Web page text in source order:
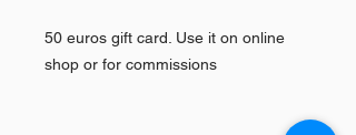
50 euros gift card. Use it on online
shop or for commissions